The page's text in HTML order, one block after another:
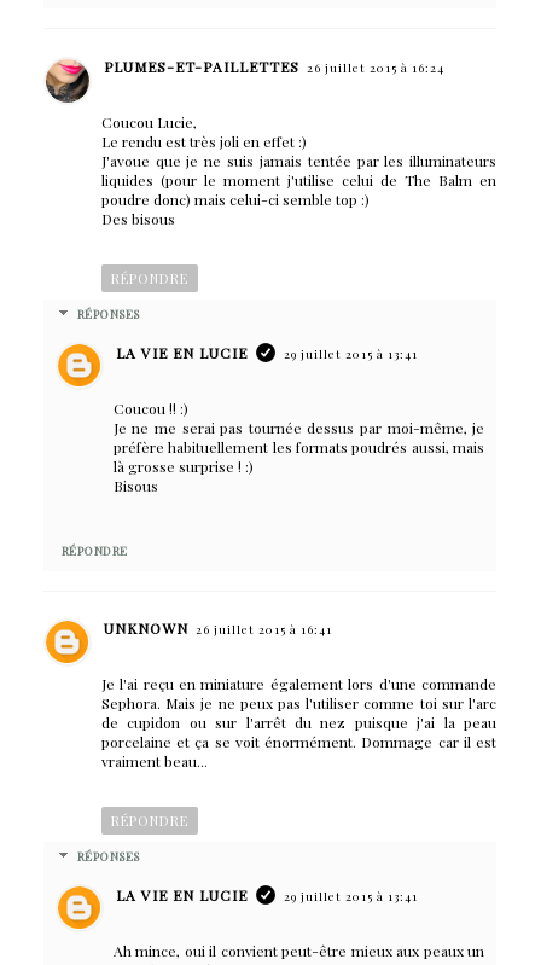
PLUMES-ET-PAILLETTES 26 juillet 2015 à 16:24
Coucou Lucie,
Le rendu est très joli en effet :)
J'avoue que je ne suis jamais tentée par les illuminateurs
liquides (pour le moment j'utilise celui de The Balm en
poudre donc) mais celui-ci semble top :)
Des bisous
RÉPONDRE
RÉPONSES
LA VIE EN LUCIE 29 juillet 2015 à 13:41
Coucou !! :)
Je ne me serai pas tournée dessus par moi-même, je
préfère habituellement les formats poudrés aussi, mais
là grosse surprise ! :)
Bisous
RÉPONDRE
UNKNOWN 26 juillet 2015 à 16:41
Je l'ai reçu en miniature également lors d'une commande
Sephora. Mais je ne peux pas l'utiliser comme toi sur l'arc
de cupidon ou sur l'arrêt du nez puisque j'ai la peau
porcelaine et ça se voit énormément. Dommage car il est
vraiment beau...
RÉPONDRE
RÉPONSES
LA VIE EN LUCIE 29 juillet 2015 à 13:41
Ah mince, oui il convient peut-être mieux aux peaux un